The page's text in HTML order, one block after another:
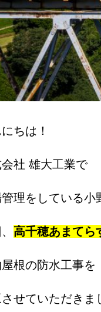
ちは！
社 雄大工業で
理をしている小
高千穂あまてら
根の防水工事を
せていただきま